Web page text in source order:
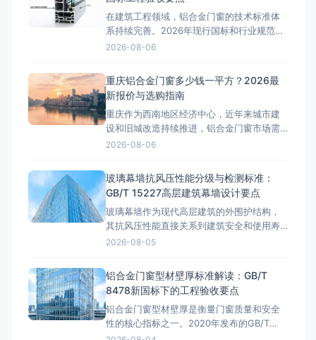
标导致门窗变形、渗水等质量问题。 GB/T
8814-2017型
在建筑工程领域，铝合金门窗的技术标准体
系持续完善。2026年现行国标和行业规范对
铝合金门窗的性能指标提出了更高要求。本
金门窗》标准明确规定：外门受力构件型材
壁厚不低于2.0mm，外窗受力构件型材壁厚
不低于1.8m
2026-08-06
重庆铝合金门窗多少钱一平方？2026最
新报价与选购指南
重庆作为西南地区经济中心，近年来城市建
设和旧城改造持续推进，铝合金门窗市场需
求旺盛。从解放碑商圈的高端写字楼到来福
接影响居住舒适度和能耗成本。那么，重庆
铝合金门窗多少钱一平方？这是许多业主在
装修前最关心的问题。本文将结合重庆
2026-08-06
玻璃幕墙抗风压性能分级与检测标准：
GB/T 15227高层建筑幕墙设计要点
玻璃幕墙作为现代高层建筑的外围护结构，
其抗风压性能直接关系到建筑安全和使用寿
命。随着我国超高层建筑的快速发展，幕墙
风压性能检测方法》和GB/T 21086《建筑幕
墙》共同构成了幕墙抗风压性能的分级与检
测标准体系。据
2026-08-05
铝合金门窗型材壁厚标准解读：GB/T
8478新国标下的工程验收要点
铝合金门窗型材壁厚是衡量门窗质量和安全
性的核心指标之一。2020年发布的GB/T
8478-2020《铝合金门窗》国家标准对型材